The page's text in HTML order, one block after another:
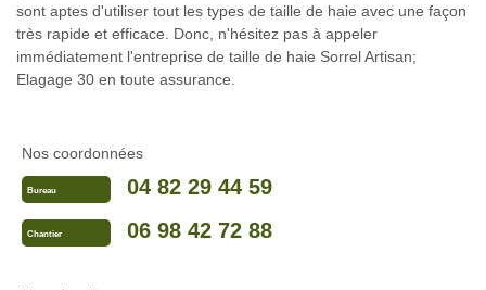
sont aptes d'utiliser tout les types de taille de haie avec une façon
très rapide et efficace. Donc, n'hésitez pas à appeler
immédiatement l'entreprise de taille de haie Sorrel Artisan;
Elagage 30 en toute assurance.
Nos coordonnées
Bureau 04 82 29 44 59
Chantier 06 98 42 72 88